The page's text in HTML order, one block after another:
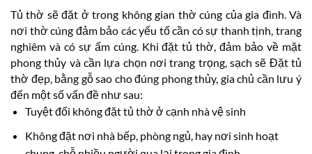
Tủ thờ sẽ đặt ở trong không gian thờ cúng của gia đình. Và
nơi thờ cúng đảm bảo các yếu tố cần có sự thanh tịnh, trang
nghiêm và có sự ấm cúng. Khi đặt tủ thờ, đảm bảo về mặt
phong thủy và cần lựa chọn nơi trang trọng, sạch sẽ Đặt tủ
thờ đẹp, bằng gỗ sao cho đúng phong thủy, gia chủ cần lưu ý
đến một số vấn đề như sau:
Tuyệt đối không đặt tủ thờ ở cạnh nhà vệ sinh
Không đặt nơi nhà bếp, phòng ngủ, hay nơi sinh hoạt